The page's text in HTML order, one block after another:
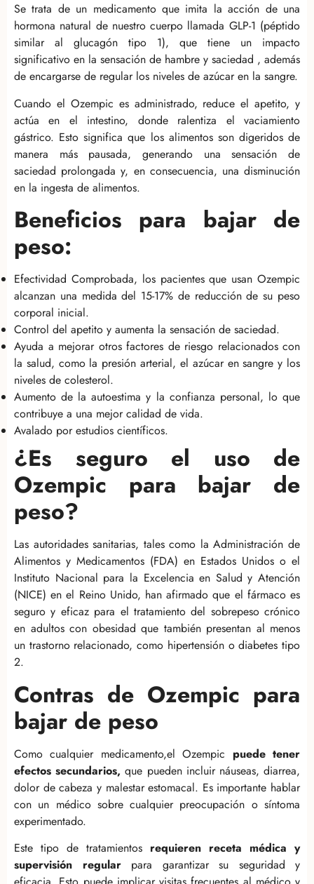
Se trata de un medicamento que imita la acción de una
hormona natural de nuestro cuerpo llamada GLP-1 (péptido
similar al glucagón tipo 1), que tiene un impacto
significativo en la sensación de hambre y saciedad , además
de encargarse de regular los niveles de azúcar en la sangre.
Cuando el Ozempic es administrado, reduce el apetito, y
actúa en el intestino, donde ralentiza el vaciamiento
gástrico. Esto significa que los alimentos son digeridos de
manera más pausada, generando una sensación de
saciedad prolongada y, en consecuencia, una disminución
en la ingesta de alimentos.
Beneficios para bajar de
peso:
Efectividad Comprobada, los pacientes que usan Ozempic
alcanzan una medida del 15-17% de reducción de su peso
corporal inicial.
Control del apetito y aumenta la sensación de saciedad.
Ayuda a mejorar otros factores de riesgo relacionados con
la salud, como la presión arterial, el azúcar en sangre y los
niveles de colesterol.
Aumento de la autoestima y la confianza personal, lo que
contribuye a una mejor calidad de vida.
Avalado por estudios científicos.
¿Es seguro el uso de
Ozempic para bajar de
peso?
Las autoridades sanitarias, tales como la Administración de
Alimentos y Medicamentos (FDA) en Estados Unidos o el
Instituto Nacional para la Excelencia en Salud y Atención
(NICE) en el Reino Unido, han afirmado que el fármaco es
seguro y eficaz para el tratamiento del sobrepeso crónico
en adultos con obesidad que también presentan al menos
un trastorno relacionado, como hipertensión o diabetes tipo
2.
Contras de Ozempic para
bajar de peso
Como cualquier medicamento,el Ozempic puede tener
efectos secundarios, que pueden incluir náuseas, diarrea,
dolor de cabeza y malestar estomacal. Es importante hablar
con un médico sobre cualquier preocupación o síntoma
experimentado.
Este tipo de tratamientos requieren receta médica y
supervisión regularpara garantizar su seguridad y